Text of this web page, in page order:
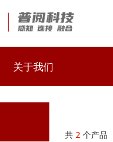
关于我们
共 2 个产品